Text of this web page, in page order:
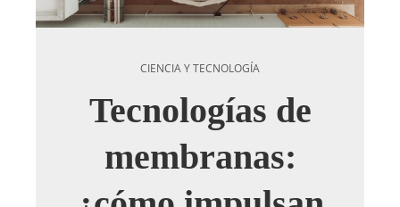
CIENCIA Y TECNOLOGÍA
Tecnologías de
membranas: